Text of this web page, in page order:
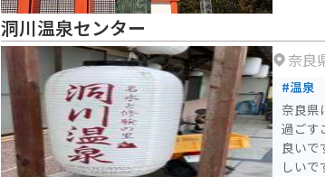
洞川温泉センター
奈良
#温泉
奈良県
過ごす
良いで
しいで